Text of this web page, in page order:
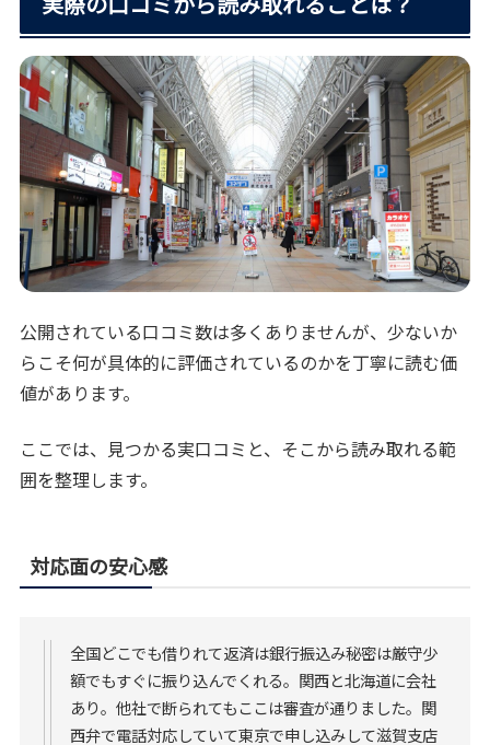
公開されている口コミ数は多くありませんが、少ないか
らこそ何が具体的に評価されているのかを丁寧に読む価
値があります。
ここでは、見つかる実口コミと、そこから読み取れる範
囲を整理します。
対応面の安心感
全国どこでも借りれて返済は銀行振込み秘密は厳守少
額でもすぐに振り込んでくれる。関西と北海道に会社
あり。他社で断られてもここは審査が通りました。関
西弁で電話対応していて東京で申し込みして滋賀支店